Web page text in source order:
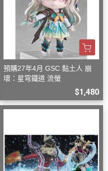
預購27年4月 GSC 黏土人 崩
壞：星穹鐵道 流螢
$1,480